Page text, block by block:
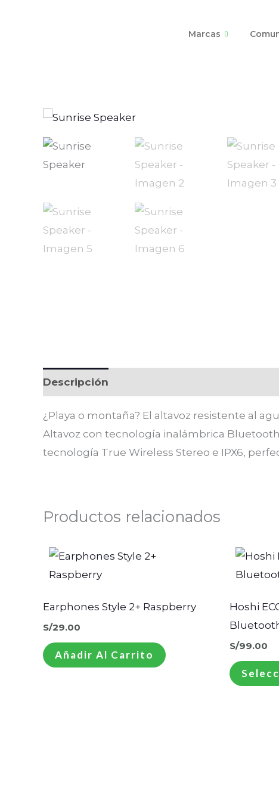
Marcas
Descripción
¿Playa o montaña? El altavoz resistente al
Altavoz con tecnología inalámbrica Bluetooth
tecnología True Wireless Stereo e IPX6,
Productos relacionados
Earphones Style 2+ Raspberry
S/29.00
Añadir Al Carrito
Hoshi
S/99.00